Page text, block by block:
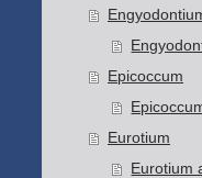
Epicoccum
Eurotium
Eurotium